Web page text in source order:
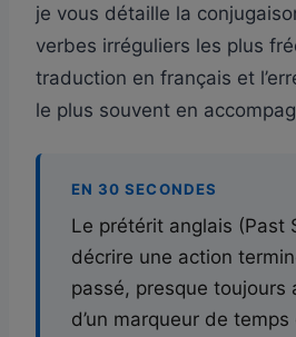
je vous détaille la
verbes irréguliers les plus
traduction en français et
le plus souvent en
EN 30 SECONDES
Le prétérit anglais (Past
décrire une action
passé, presque toujours
d’un marqueur de temps